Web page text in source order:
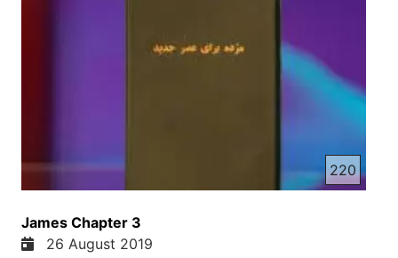
220
James Chapter 3
26 August 2019